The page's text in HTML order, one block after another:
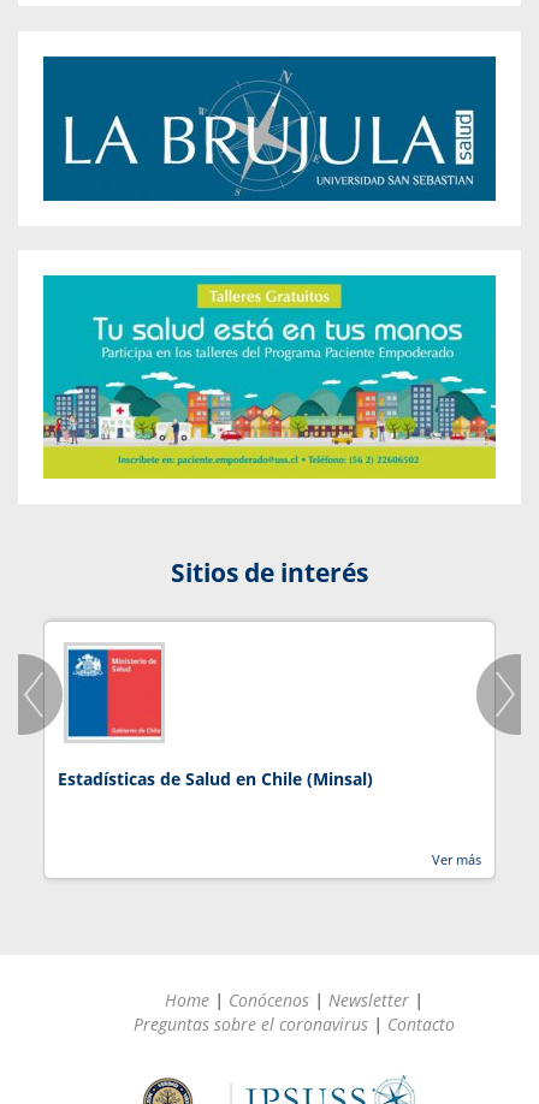
Sitios de interés
Estadísticas de Salud en Chile (Minsal)
Ver más
Home | Conócenos | Newsletter |
Preguntas sobre el coronavirus | Contacto